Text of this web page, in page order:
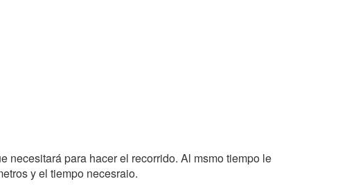
necesitará para hacer el recorrido. Al msmo tiempo le
y el tiempo necesraio.